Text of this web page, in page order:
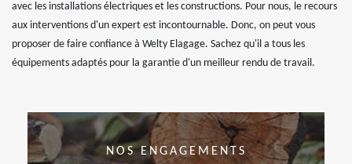
avec les installations électriques et les constructions. Pour nous, le recours
aux interventions d'un expert est incontournable. Donc, on peut vous
proposer de faire confiance à Welty Elagage. Sachez qu'il a tous les
équipements adaptés pour la garantie d'un meilleur rendu de travail.
NOS ENGAGEMENTS